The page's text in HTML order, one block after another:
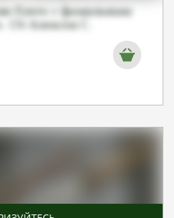
Гунто с фамильным
От Алексея С.